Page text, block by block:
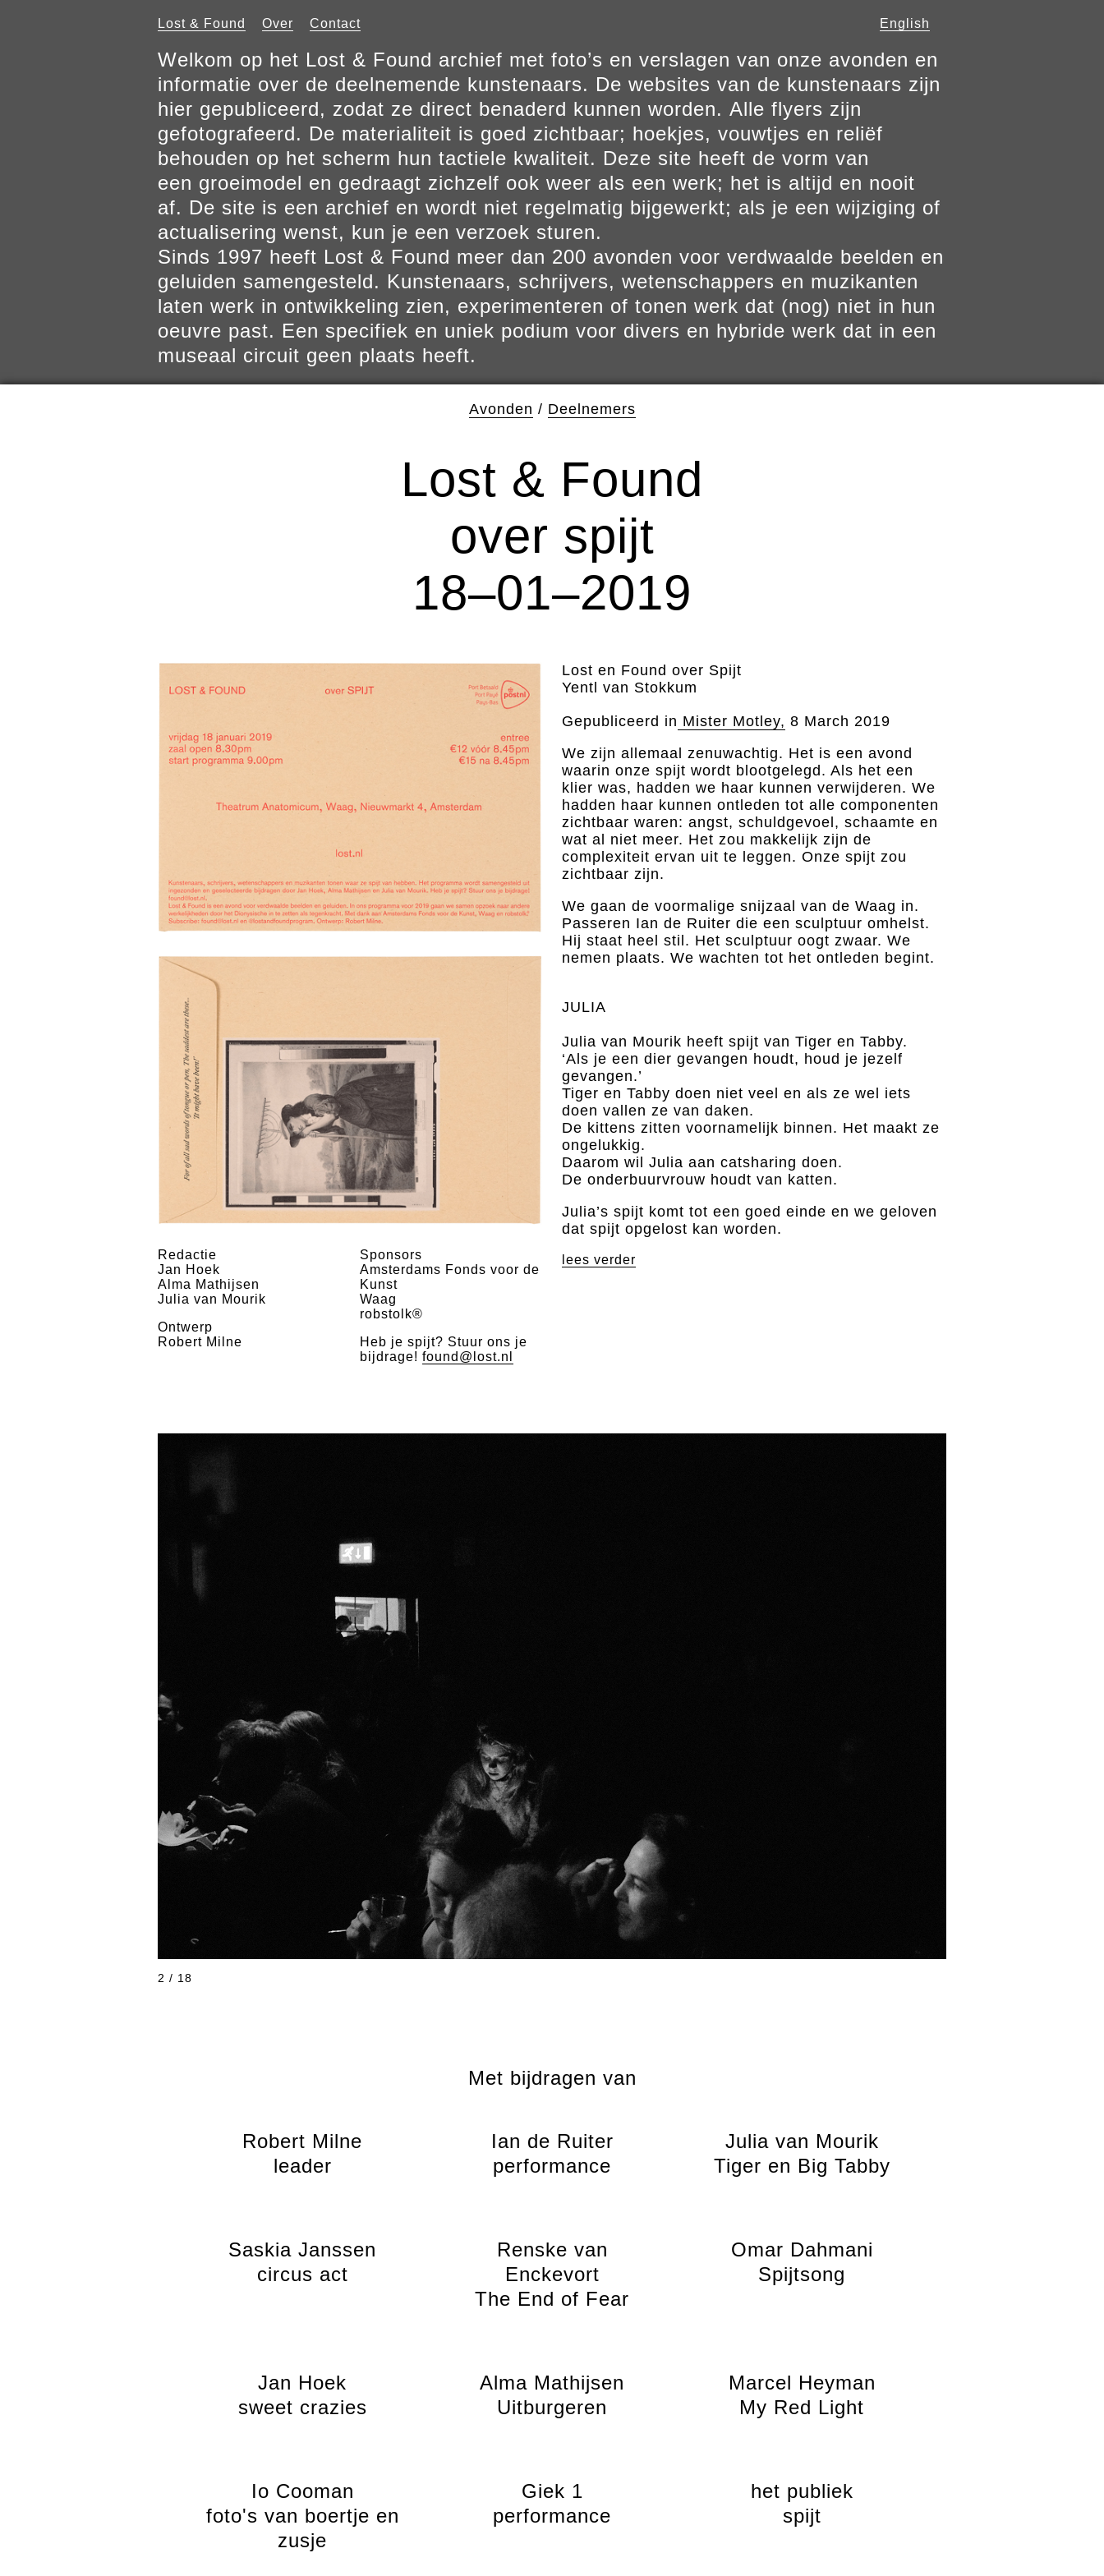
Lost & Found Over Contact English
Welkom op het Lost & Found archief met foto’s en verslagen van onze avonden en
informatie over de deelnemende kunstenaars. De websites van de kunstenaars zijn
hier gepubliceerd, zodat ze direct benaderd kunnen worden. Alle flyers zijn
gefotografeerd. De materialiteit is goed zichtbaar; hoekjes, vouwtjes en reliëf
behouden op het scherm hun tactiele kwaliteit. Deze site heeft de vorm van
een groeimodel en gedraagt zichzelf ook weer als een werk; het is altijd en nooit
af. De site is een archief en wordt niet regelmatig bijgewerkt; als je een wijziging of
actualisering wenst, kun je een verzoek sturen.
Sinds 1997 heeft Lost & Found meer dan 200 avonden voor verdwaalde beelden en
geluiden samengesteld. Kunstenaars, schrijvers, wetenschappers en muzikanten
laten werk in ontwikkeling zien, experimenteren of tonen werk dat (nog) niet in hun
oeuvre past. Een specifiek en uniek podium voor divers en hybride werk dat in een
museaal circuit geen plaats heeft.
Avonden / Deelnemers
Lost & Found
over spijt
18–01–2019
Redactie
Jan Hoek
Alma Mathijsen
Julia van Mourik
Ontwerp
Robert Milne
Sponsors
Amsterdams Fonds voor de
Kunst
Waag
robstolk®
Heb je spijt? Stuur ons je
bijdrage! found@lost.nl
Lost en Found over Spijt
Yentl van Stokkum
Gepubliceerd in Mister Motley, 8 March 2019
We zijn allemaal zenuwachtig. Het is een avond
waarin onze spijt wordt blootgelegd. Als het een
klier was, hadden we haar kunnen verwijderen. We
hadden haar kunnen ontleden tot alle componenten
zichtbaar waren: angst, schuldgevoel, schaamte en
wat al niet meer. Het zou makkelijk zijn de
complexiteit ervan uit te leggen. Onze spijt zou
zichtbaar zijn.
We gaan de voormalige snijzaal van de Waag in.
Passeren Ian de Ruiter die een sculptuur omhelst.
Hij staat heel stil. Het sculptuur oogt zwaar. We
nemen plaats. We wachten tot het ontleden begint.
JULIA
Julia van Mourik heeft spijt van Tiger en Tabby.
‘Als je een dier gevangen houdt, houd je jezelf
gevangen.’
Tiger en Tabby doen niet veel en als ze wel iets
doen vallen ze van daken.
De kittens zitten voornamelijk binnen. Het maakt ze
ongelukkig.
Daarom wil Julia aan catsharing doen.
De onderbuurvrouw houdt van katten.
Julia’s spijt komt tot een goed einde en we geloven
dat spijt opgelost kan worden.
lees verder
2 / 18
Met bijdragen van
Robert Milne
leader
Ian de Ruiter
performance
Julia van Mourik
Tiger en Big Tabby
Saskia Janssen
circus act
Renske van
Enckevort
The End of Fear
Omar Dahmani
Spijtsong
Jan Hoek
sweet crazies
Alma Mathijsen
Uitburgeren
Marcel Heyman
My Red Light
Io Cooman
foto's van boertje en
zusje
Giek 1
performance
het publiek
spijt